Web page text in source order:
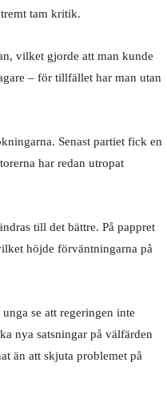
tam kritik.
vilket gjorde att man kunde
– för tillfället har man utan
Senast partiet fick en
har redan utropat
till det bättre. På pappret
höjde förväntningarna på
se att regeringen inte
nya satsningar på välfärden
än att skjuta problemet på